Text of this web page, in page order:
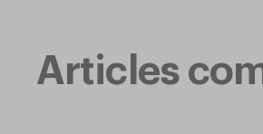
Articles